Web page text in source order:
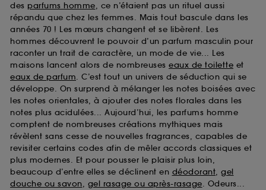
des parfums homme, ce n’étaient pas un rituel aussi
répandu que chez les femmes. Mais tout bascule dans les
années 70 ! Les mœurs changent et se libèrent. Les
hommes découvrent le pouvoir d’un parfum masculin pour
raconter un trait de caractère, un mode de vie... Les
maisons lancent alors de nombreuses eaux de toilette et
eaux de parfum. C’est tout un univers de séduction qui se
développe. On surprend à mélanger les notes boisées avec
les notes orientales, à ajouter des notes florales dans les
notes plus acidulées... Aujourd’hui, les parfums homme
comptent de nombreuses créations mythiques mais
révèlent sans cesse de nouvelles fragrances, capables de
revisiter certains codes afin de mêler accords classiques et
plus modernes. Et pour pousser le plaisir plus loin,
beaucoup d’entre elles se déclinent en déodorant, gel
douche ou savon, gel rasage ou après-rasage. Odeurs...